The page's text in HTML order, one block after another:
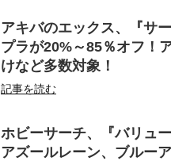
アキバのエックス、『サ
プラが20%～85％オフ！
けなど多数対象！
記事を読む
ホビーサーチ、『バリュ
アズールレーン、ブルー